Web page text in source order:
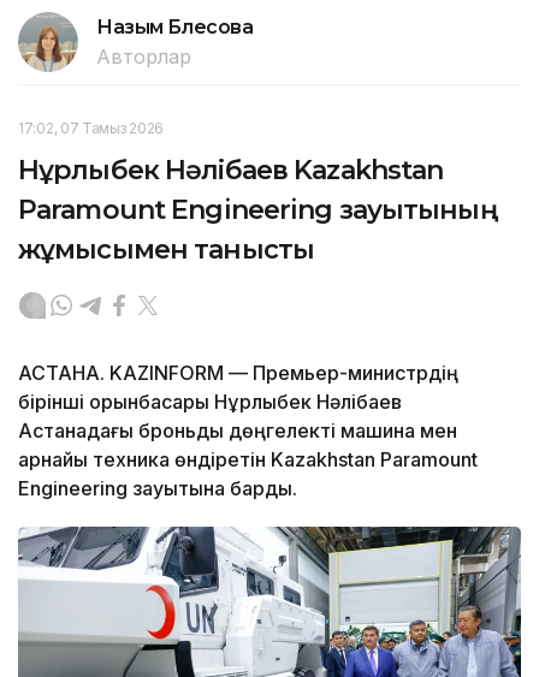
Назым Бөлесова
Авторлар
17:02, 07 Тамыз 2026
Нұрлыбек Нәлібаев Kazakhstan
Paramount Engineering зауытының
жұмысымен танысты
АСТАНА. KAZINFORM — Премьер-министрдің
бірінші орынбасары Нұрлыбек Нәлібаев
Астанадағы броньды дөңгелекті машина мен
арнайы техника өндіретін Kazakhstan Paramount
Engineering зауытына барды.